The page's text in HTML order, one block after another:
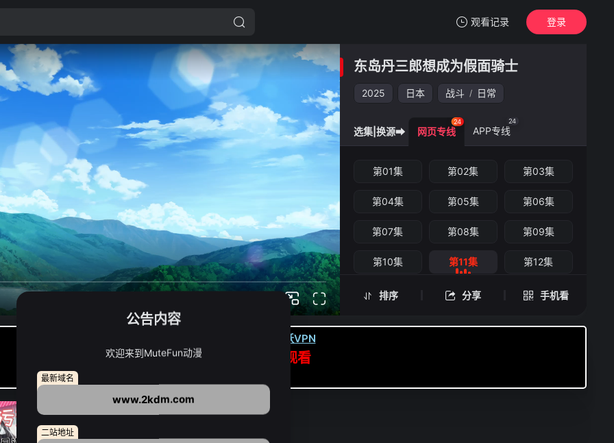
观看记录
我的观影记录
第11集
东岛丹三郎想成为假面骑士
登录
东岛丹三郎想成为假面骑士
2025 日本 战斗 / 日常
排序 分享 手机看
东岛丹三郎想成为假面骑士 -第11集
选集|换源➡ 网页专线
24
APP专线
24
第01集 第02集 第03集
第04集 第05集 第06集
第07集 第08集 第09集
第10集 第11集 第12集
第13集 第14集 第15集
下载虎跃VPN
APP高速专线可前往APP观看
公告内容
欢迎来到MuteFun动漫
最新域名
www.2kdm.com
二站地址